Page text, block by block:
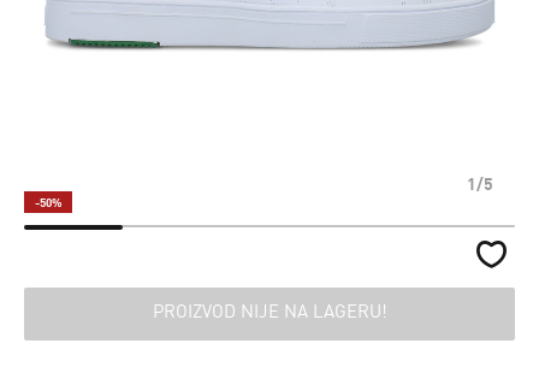
1/5
-50%
PROIZVOD NIJE NA LAGERU!